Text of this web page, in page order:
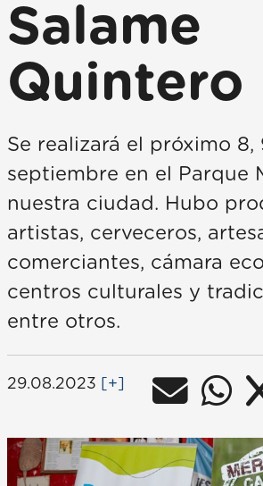
Salame
Quintero
Se realizará el próximo 8,
septiembre en el Parque
nuestra ciudad. Hubo
artistas, cerveceros,
comerciantes, cámara
centros culturales y
entre otros.
29.08.2023 [+]